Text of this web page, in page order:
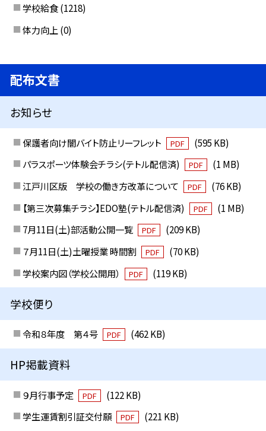
学校給食 (1218)
体力向上 (0)
配布文書
お知らせ
保護者向け闇バイト防止リーフレット PDF
(595 KB)
パラスポーツ体験会チラシ(テトル配信済)
PDF
(1 MB)
江戸川区版 学校の働き方改革について
PDF
(76 KB)
【第三次募集チラシ】EDO塾(テトル配信済)
PDF
(1 MB)
7月11日(土)部活動公開一覧
PDF
(209 KB)
７月11日(土)土曜授業 時間割
PDF
(70 KB)
学校案内図（学校公開用）
PDF (119 KB)
学校便り
令和８年度 第４号 PDF (462 KB)
HP掲載資料
９月行事予定 PDF
(122 KB)
学生運賃割引証交付願
PDF (221 KB)